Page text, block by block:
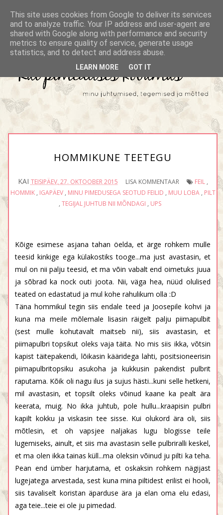
HOMMIKUNE TEETEGU
KAI TEISIPÄEV, 27. OKTOOBER 2015 LISA KOMMENTAAR FEIL,
HOMMIK, IGAPÄEV, MINU PIMEDUSEGA SEOTUD FEILID , MUU LOBA, PILT
, TEGIJAL JUHTUB NII MÕNDAGI , UPS
Kõige esimese asjana tahan öelda, et ärge rohkem mulle
teesid kinkige ega külakostiks tooge...ma just avastasin, et
mul on nii palju teesid, et ma võin vabalt end oimetuks juua
ja sõbrad ka nock outi joota. Nii, väga hea, nüüd olulised
teated on edastatud ja mul kohe rahulikum olla :D
Täna hommikul tegin siis endale teed ja Joosepile kohvi ja
kuna ma meile mõlemale lisasin räigelt palju piimapulbit
(sest mulle kohutavalt maitseb nii), siis avastasin, et
piimapulbri topsikut oleks vaja täita. No mis siis ikka, võtsin
kapist täitepakendi, lõikasin kääridega lahti, positsioneerisin
piimapulbritopsiku asukoha ja kukkusin pakendist pulbrit
raputama. Kõik oli nagu ilus ja sujus hästi...kuni selle hetkeni,
mil avastasin, et topsilt oleks võinud kaane ka pealt ära
keerata, muig. No ikka juhtub, pole hullu...kraapisin pulbri
kapilt kokku ja viskasin tee sisse. Kui olukord ära oli, siis
mõtlesin, et oh vapsjee naljakas lugu blogisse teile
lugemiseks, ainult, et siis ma avastasin selle pulbriralli keskel,
et ma olen ikka tainas küll...ma oleksin võinud ju pilti ka teha.
Pean end ümber harjutama, et oskaksin rohkem nägijast
lugejatega arvestada, sest kuna mina piltidest erilist ei hooli,
siis tavaliselt koristan äparduse ära ja elan oma elu edasi,
aga teie...teie ei ole ju pimedad.
This site uses cookies from Google to deliver its services
and to analyze traffic. Your IP address and user-agent are
shared with Google along with performance and security
metrics to ensure quality of service, generate usage
statistics, and to detect and address abuse.
LEARN MORE GOT IT